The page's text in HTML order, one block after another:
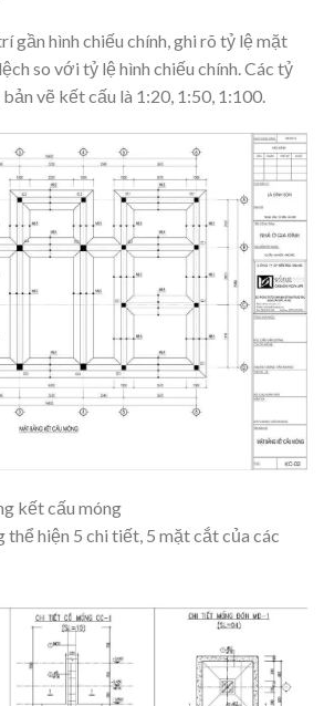
gần hình chiếu chính, ghi rõ tỷ lệ mặt
so với tỷ lệ hình chiếu chính. Các tỷ
vẽ kết cấu là 1:20, 1:50, 1:100.
kết cấu móng
thể hiện 5 chi tiết, 5 mặt cắt của các